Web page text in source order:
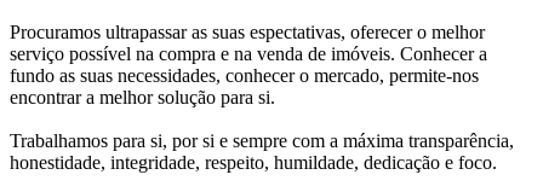
Procuramos ultrapassar as suas espectativas, oferecer o melhor
serviço possível na compra e na venda de imóveis. Conhecer a
fundo as suas necessidades, conhecer o mercado, permite-nos
encontrar a melhor solução para si.
Trabalhamos para si, por si e sempre com a máxima transparência,
honestidade, integridade, respeito, humildade, dedicação e foco.